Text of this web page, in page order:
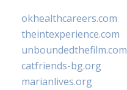
okhealthcareers.com
theintexperience.com
unboundedthefilm.com
catfriends-bg.org
marianlives.org